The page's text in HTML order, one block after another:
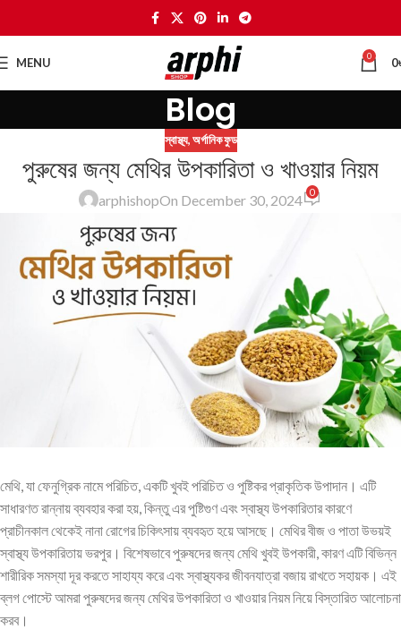
MENU 0 0
Blog
স্বাস্থ্য,অর্গানিক ফুড
পুরুষের জন্য মেথির উপকারিতা ও খাওয়ার নিয়ম
arphishopOn December 30, 2024 0
মেথি, যা ফেনুগ্রিক নামে পরিচিত, একটি খুবই পরিচিত ও পুষ্টিকর প্রাকৃতিক উপাদান। এটি
সাধারণত রান্নায় ব্যবহার করা হয়, কিন্তু এর পুষ্টিগুণ এবং স্বাস্থ্য উপকারিতার কারণে
প্রাচীনকাল থেকেই নানা রোগের চিকিৎসায় ব্যবহৃত হয়ে আসছে। মেথির বীজ ও পাতা উভয়ই
স্বাস্থ্য উপকারিতায় ভরপুর। বিশেষভাবে পুরুষদের জন্য মেথি খুবই উপকারী, কারণ এটি বিভিন্ন
শারীরিক সমস্যা দূর করতে সাহায্য করে এবং স্বাস্থ্যকর জীবনযাত্রা বজায় রাখতে সহায়ক। এই
ব্লগ পোস্টে আমরা পুরুষদের জন্য মেথির উপকারিতা ও খাওয়ার নিয়ম নিয়ে বিস্তারিত আলোচনা
করব।